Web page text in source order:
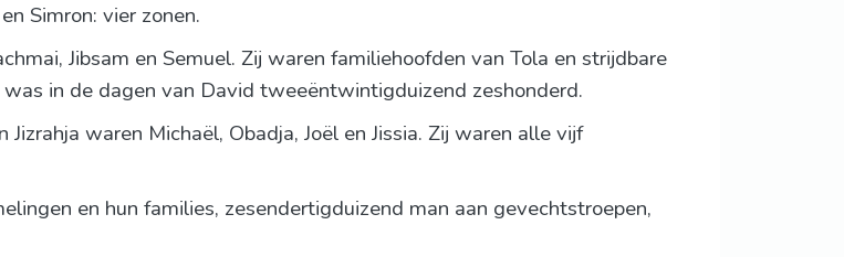
Simron: vier zonen.
Jibsam en Semuel. Zij waren familiehoofden van Tola en strijdbare
in de dagen van David tweeëntwintigduizend zeshonderd.
waren Michaël, Obadja, Joël en Jissia. Zij waren alle vijf
en hun families, zesendertigduizend man aan gevechtstroepen,